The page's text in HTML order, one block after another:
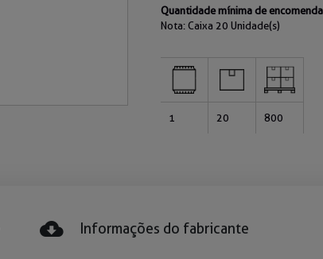
Quantidade mínima de
Nota: Caixa 20 Unidade(s)
1 20 800
Informações do fabricante